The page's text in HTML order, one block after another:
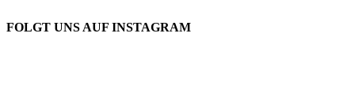
FOLGT UNS AUF INSTAGRAM